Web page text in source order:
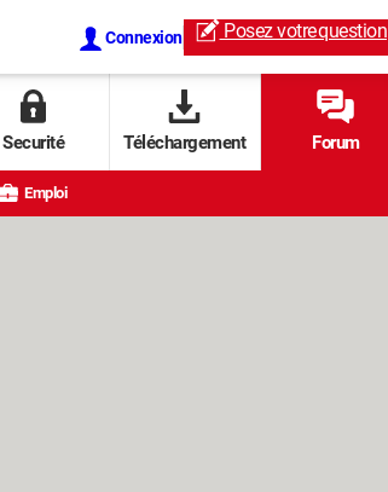
Connexion Posez votrequestion
Securité Téléchargement Forum
Emploi